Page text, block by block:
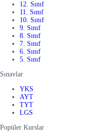
12. Sınıf
11. Sınıf
10. Sınıf
9. Sınıf
8. Sınıf
7. Sınıf
6. Sınıf
5. Sınıf
Sınavlar
YKS
AYT
TYT
LGS
Popüler Kurslar